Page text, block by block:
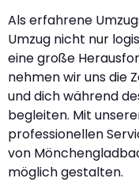
Als erfahrene
Umzug nicht nur
eine große
nehmen wir uns die
und dich während
begleiten. Mit
professionellen
von
möglich gestalten.